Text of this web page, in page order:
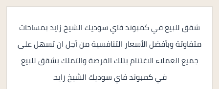
شقق للبيع في كمبوند فاي سوديك الشيخ زايد بمساحات
متفاوتة وبأفضل الأسعار التنافسية من أجل ان تسهل على
جميع العملاء الاغتنام بتلك الفرصة والتملك بشقق للبيع
في كمبوند فاي سوديك الشيخ زايد.